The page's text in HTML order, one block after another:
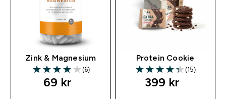
Zink & Magnesium
4 out of 5 stars
(6)
69 kr‎
Protein Cookie
4.33 out of 5 stars
(15)
399 kr‎